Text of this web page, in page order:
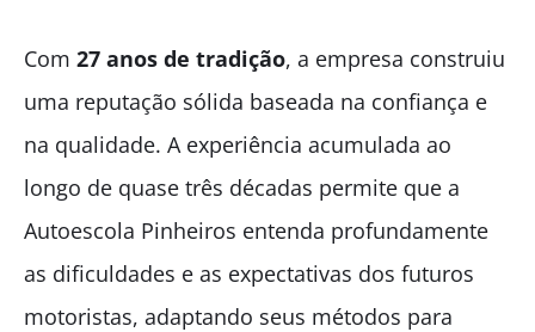
Com 27 anos de tradição, a empresa construiu
uma reputação sólida baseada na confiança e
na qualidade. A experiência acumulada ao
longo de quase três décadas permite que a
Autoescola Pinheiros entenda profundamente
as dificuldades e as expectativas dos futuros
motoristas, adaptando seus métodos para